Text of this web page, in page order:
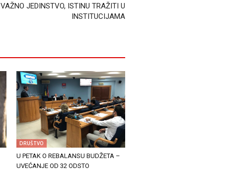
VAŽNO JEDINSTVO, ISTINU TRAŽITI U
INSTITUCIJAMA
DRUŠTVO
U PETAK O REBALANSU BUDŽETA –
UVEĆANJE OD 32 ODSTO